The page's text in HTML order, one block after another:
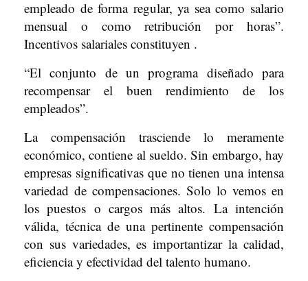
empleado de forma regular, ya sea como salario
mensual o como retribución por horas”.
Incentivos salariales constituyen .
“El conjunto de un programa diseñado para
recompensar el buen rendimiento de los
empleados”.
La compensación trasciende lo meramente
económico, contiene al sueldo. Sin embargo, hay
empresas significativas que no tienen una intensa
variedad de compensaciones. Solo lo vemos en
los puestos o cargos más altos. La intención
válida, técnica de una pertinente compensación
con sus variedades, es importantizar la calidad,
eficiencia y efectividad del talento humano.